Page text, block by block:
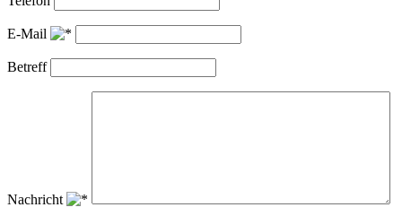
E-Mail
Betreff
Nachricht